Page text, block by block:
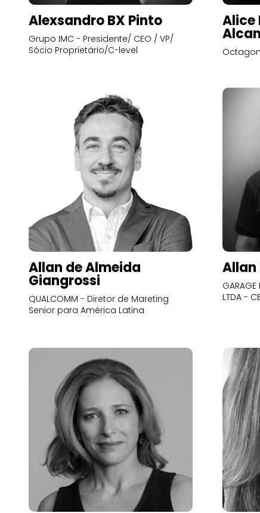
Alexsandro BX Pinto
Grupo IMC - Presidente/ CEO / VP/
Sócio Proprietário/C-level
Alice
Allan de Almeida
Giangrossi
QUALCOMM - Diretor de Mareting
Senior para América Latina
Allan
GARAGE
LTDA -